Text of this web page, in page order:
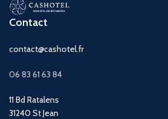
Contact
contact@cashotel.fr
06 83 61 63 84
11 Bd Ratalens
31240 St Jean